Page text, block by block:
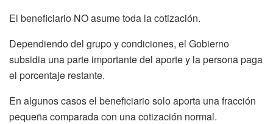
El beneficiario NO asume toda la cotización.
Dependiendo del grupo y condiciones, el Gobierno
subsidia una parte importante del aporte y la persona paga
el porcentaje restante.
En algunos casos el beneficiario solo aporta una fracción
pequeña comparada con una cotización normal.